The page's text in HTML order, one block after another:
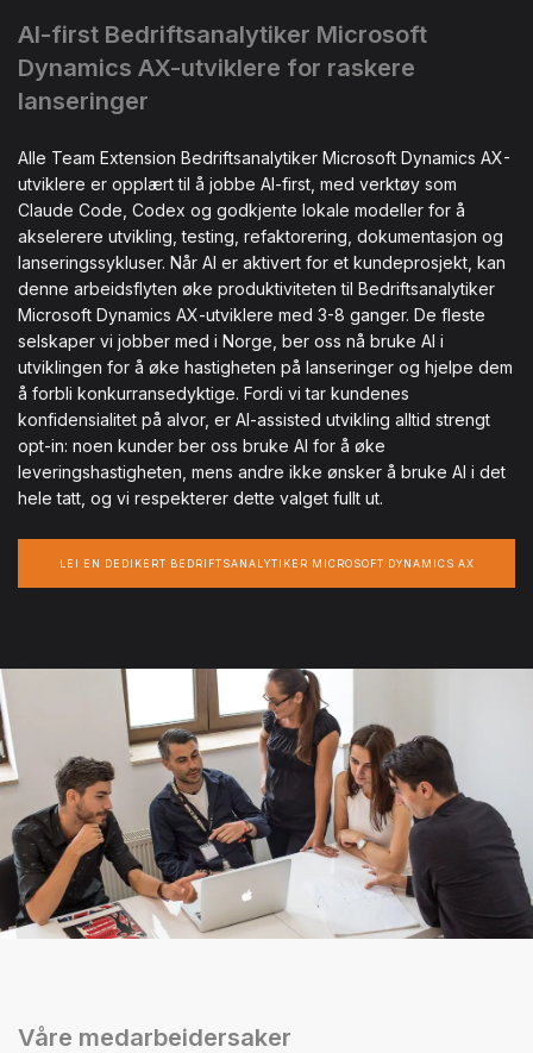
AI-first Bedriftsanalytiker Microsoft
Dynamics AX-utviklere for raskere
lanseringer
Alle Team Extension Bedriftsanalytiker Microsoft Dynamics AX-
utviklere er opplært til å jobbe AI-first, med verktøy som
Claude Code, Codex og godkjente lokale modeller for å
akselerere utvikling, testing, refaktorering, dokumentasjon og
lanseringssykluser. Når AI er aktivert for et kundeprosjekt, kan
denne arbeidsflyten øke produktiviteten til Bedriftsanalytiker
Microsoft Dynamics AX-utviklere med 3-8 ganger. De fleste
selskaper vi jobber med i Norge, ber oss nå bruke AI i
utviklingen for å øke hastigheten på lanseringer og hjelpe dem
å forbli konkurransedyktige. Fordi vi tar kundenes
konfidensialitet på alvor, er AI-assisted utvikling alltid strengt
opt-in: noen kunder ber oss bruke AI for å øke
leveringshastigheten, mens andre ikke ønsker å bruke AI i det
hele tatt, og vi respekterer dette valget fullt ut.
LEI EN DEDIKERT BEDRIFTSANALYTIKER MICROSOFT DYNAMICS AX
Våre medarbeidersaker